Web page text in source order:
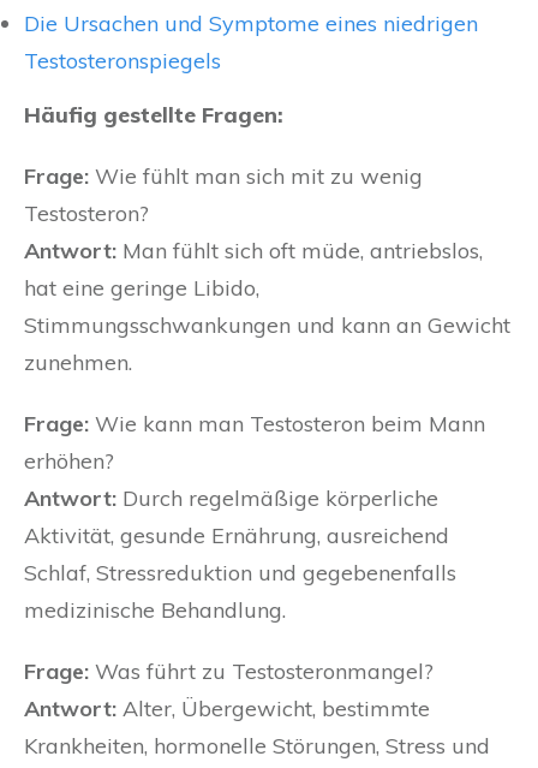
Die Ursachen und Symptome eines niedrigen
Testosteronspiegels
Häufig gestellte Fragen:
Frage: Wie fühlt man sich mit zu wenig
Testosteron?
Antwort: Man fühlt sich oft müde, antriebslos,
hat eine geringe Libido,
Stimmungsschwankungen und kann an Gewicht
zunehmen.
Frage: Wie kann man Testosteron beim Mann
erhöhen?
Antwort: Durch regelmäßige körperliche
Aktivität, gesunde Ernährung, ausreichend
Schlaf, Stressreduktion und gegebenenfalls
medizinische Behandlung.
Frage: Was führt zu Testosteronmangel?
Antwort: Alter, Übergewicht, bestimmte
Krankheiten, hormonelle Störungen, Stress und